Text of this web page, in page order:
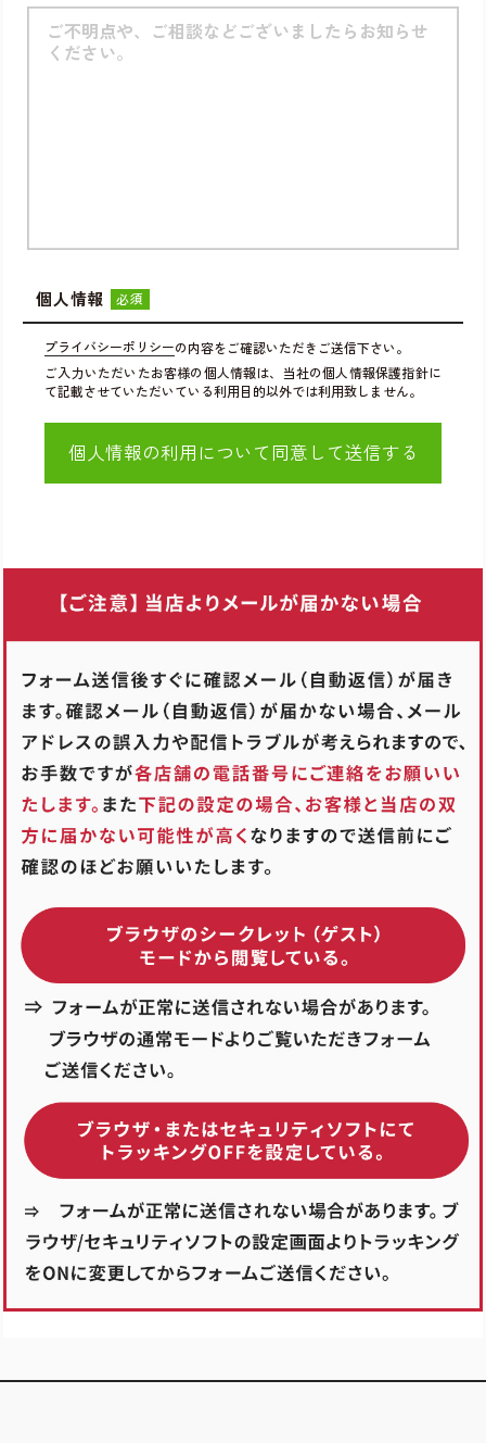
個人情報 必須
プライバシーポリシーの内容をご確認いただきご送信下さい。
ご入力いただいたお客様の個人情報は、当社の個人情報保護指針に
て記載させていただいている利用目的以外では利用致しません。